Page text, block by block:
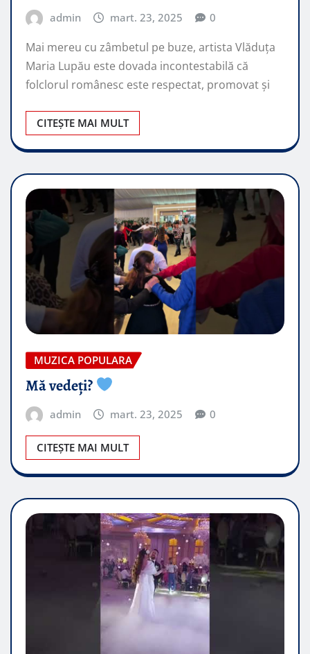
admin mart. 23, 2025 0
Mai mereu cu zâmbetul pe buze, artista Vlăduța
Maria Lupău este dovada incontestabilă că
folclorul românesc este respectat, promovat şi
CITEȘTE MAI MULT
MUZICA POPULARA
Mă vedeți?
admin mart. 23, 2025 0
CITEȘTE MAI MULT